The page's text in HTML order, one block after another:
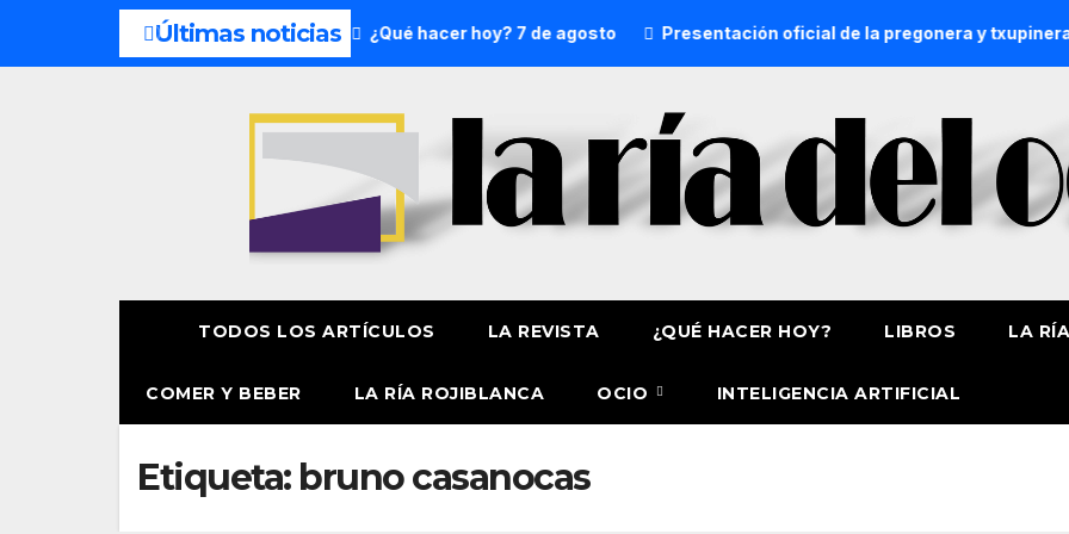
Últimas noticias
fin de semana: 8 y 9 de agosto ¿Qué hacer hoy? 7 de agosto Presentación oficial de la pregonera y txupinera de
TODOS LOS ARTÍCULOS LA REVISTA ¿QUÉ HACER HOY? LIBROS LA
COMER Y BEBER LA RÍA ROJIBLANCA OCIO INTELIGENCIA ARTIFICIAL
Etiqueta: bruno casanocas